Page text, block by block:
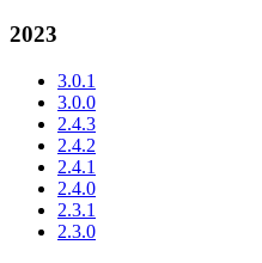
2023
3.0.1
3.0.0
2.4.3
2.4.2
2.4.1
2.4.0
2.3.1
2.3.0